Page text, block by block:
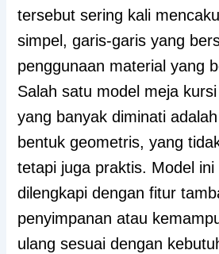
tersebut sering kali
simpel, garis-garis yang
penggunaan material yang
Salah satu model meja
yang banyak diminati
bentuk geometris, yang
tetapi juga praktis. Model ini
dilengkapi dengan fitur
penyimpanan atau
ulang sesuai dengan